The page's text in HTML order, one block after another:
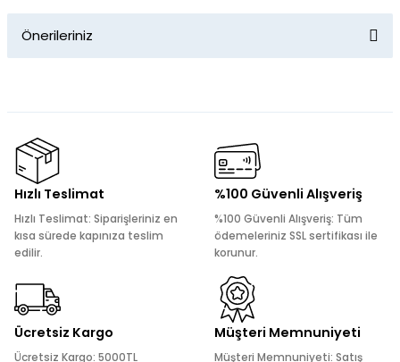
Önerileriniz
kullanarak tarafımıza iletebilirsiniz.
Görüş ve önerileriniz için teşekkür ederiz.
Ürün resmi kalitesiz, bozuk veya görüntülenemiyor.
Ürün bilgilerinde hatalar bulunuyor.
Ürün fiyatı diğer sitelerden daha pahalı.
Bu ürüne benzer farklı alternatifler olmalı.
Hızlı Teslimat
Hızlı Teslimat: Siparişleriniz en
kısa sürede kapınıza teslim
edilir.
%100 Güvenli Alışveriş
%100 Güvenli Alışveriş: Tüm
ödemeleriniz SSL sertifikası ile
korunur.
Ücretsiz Kargo
Ücretsiz Kargo: 5000TL
Müşteri Memnuniyeti
Müşteri Memnuniyeti: Satış